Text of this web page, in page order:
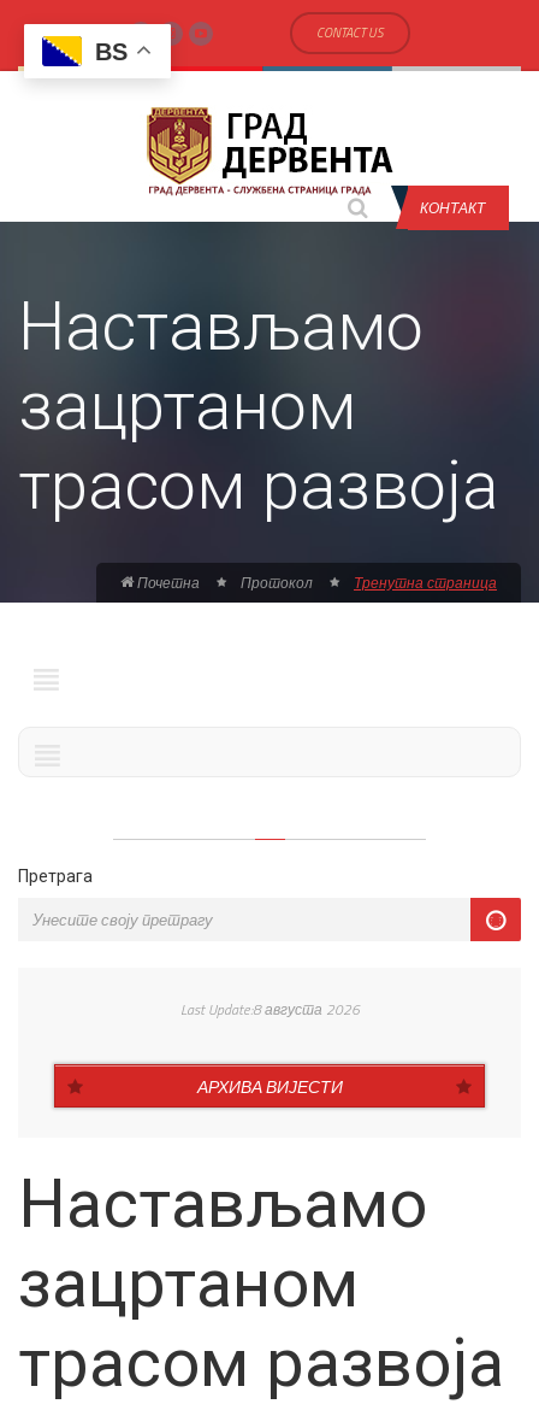
CONTACT US
КОНТАКТ
Настављамо
зацртаном
трасом развоја
Почетна Протокол Тренутна страница
Претрага
Last Update:8 августа 2026
АРХИВА ВИЈЕСТИ
Настављамо
зацртаном
трасом развоја
BS